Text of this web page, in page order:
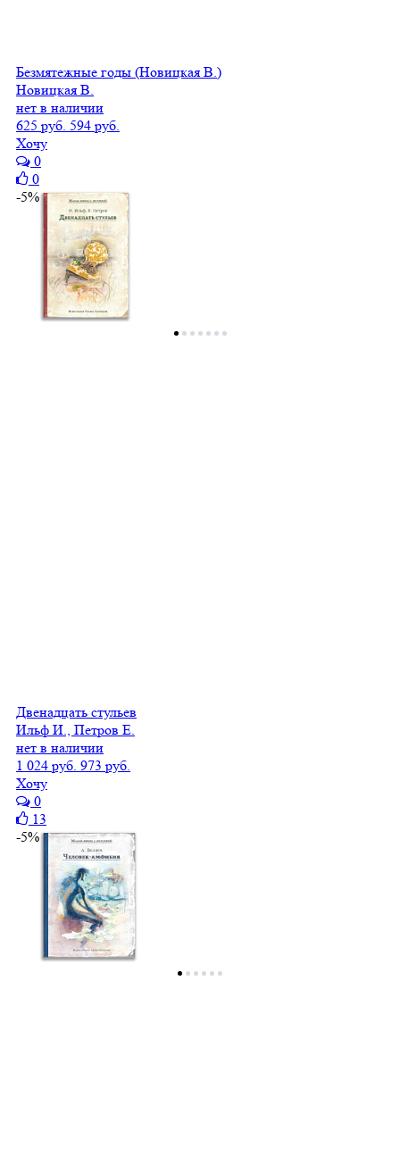
Безмятежные годы (Новицкая В.)
Новицкая В.
нет в наличии
625 руб. 594 руб.
Хочу
0
0
-5%
Двенадцать стульев
Ильф И., Петров Е.
нет в наличии
1 024 руб. 973 руб.
Хочу
0
13
-5%